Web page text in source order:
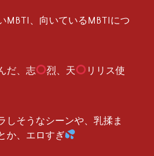
MBTI、向いているMBTIにつ
だ、志 烈、天
リリス使
しそうなシーンや、乳揉ま
か、エロすぎ